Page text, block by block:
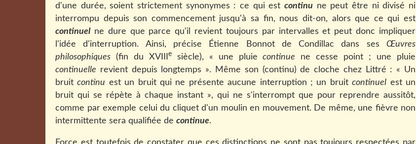
d'une durée, soient strictement synonymes : ce qui est continu ne peut être ni divisé ni
interrompu depuis son commencement jusqu'à sa fin, nous dit-on, alors que ce qui est
continuel ne dure que parce qu'il revient toujours par intervalles et peut donc impliquer
l'idée d'interruption. Ainsi, précise Étienne Bonnot de Condillac dans ses Œuvres
philosophiques (fin du XVIII esiècle), « une pluiecontinue ne cesse point ; une pluie
continuelle revient depuis longtemps ». Même son (continu) de cloche chez Littré : « Un
bruitcontinu est un bruit qui ne présente aucune interruption ; un bruitcontinuel est un
bruit qui se répète à chaque instant », qui ne s'interrompt que pour reprendre aussitôt,
comme par exemple celui du cliquet d'un moulin en mouvement. De même, une fièvre non
intermittente sera qualifiée de continue.